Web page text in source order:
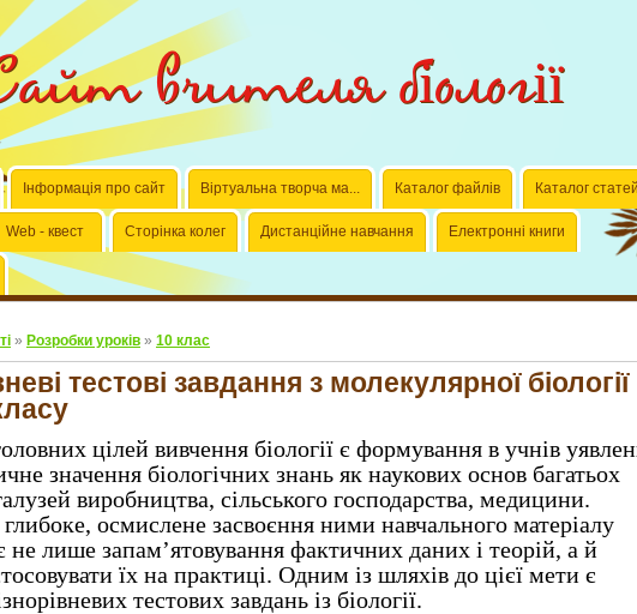
вчителя біології
Інформація про сайт Віртуальна творча ма... Каталог файлів Каталог статей
Web - квест Сторінка колег Дистанційне навчання Електронні книги
» Розробки уроків » 10 клас
тестові завдання з молекулярної біології
цілей вивчення біології є формування в учнів
значення біологічних знань як наукових основ багатьох
виробництва, сільського господарства, медицини.
осмислене засвоєння ними навчального матеріалу
не лише запам’ятовування фактичних даних і теорій, а й
їх на практиці. Одним із шляхів до цієї мети є
тестових завдань із біології.